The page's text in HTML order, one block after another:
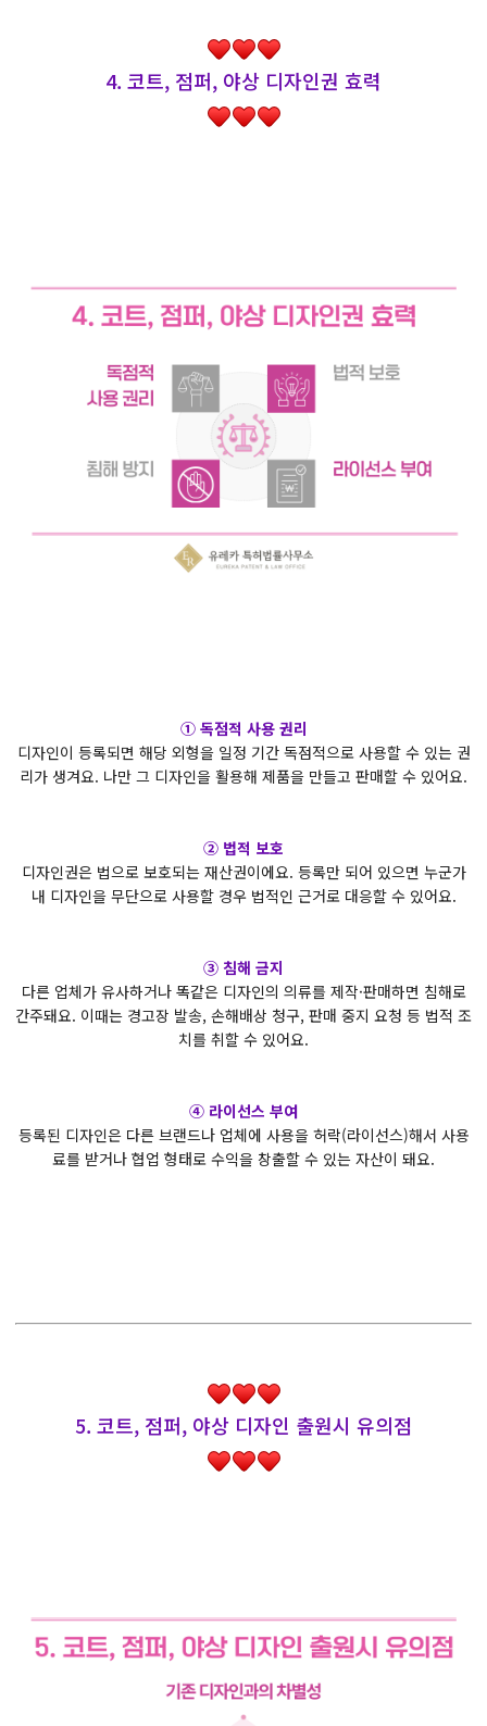
4. 코트, 점퍼, 야상 디자인권 효력
① 독점적 사용 권리
디자인이 등록되면 해당 외형을 일정 기간 독점적으로 사용할 수 있는 권
리가 생겨요. 나만 그 디자인을 활용해 제품을 만들고 판매할 수 있어요.
② 법적 보호
디자인권은 법으로 보호되는 재산권이에요. 등록만 되어 있으면 누군가
내 디자인을 무단으로 사용할 경우 법적인 근거로 대응할 수 있어요.
③ 침해 금지
다른 업체가 유사하거나 똑같은 디자인의 의류를 제작·판매하면 침해로
간주돼요. 이때는 경고장 발송, 손해배상 청구, 판매 중지 요청 등 법적 조
치를 취할 수 있어요.
④ 라이선스 부여
등록된 디자인은 다른 브랜드나 업체에 사용을 허락(라이선스)해서 사용
료를 받거나 협업 형태로 수익을 창출할 수 있는 자산이 돼요.
5. 코트, 점퍼, 야상 디자인 출원시 유의점